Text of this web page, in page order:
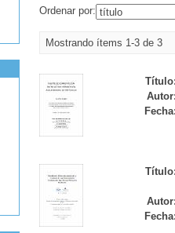
Ordenar por:
Mostrando ítems 1-3 de 3